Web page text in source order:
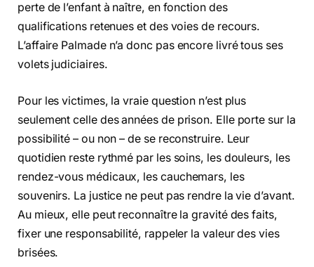
perte de l’enfant à naître, en fonction des
qualifications retenues et des voies de recours.
L’affaire Palmade n’a donc pas encore livré tous ses
volets judiciaires.
Pour les victimes, la vraie question n’est plus
seulement celle des années de prison. Elle porte sur la
possibilité – ou non – de se reconstruire. Leur
quotidien reste rythmé par les soins, les douleurs, les
rendez-vous médicaux, les cauchemars, les
souvenirs. La justice ne peut pas rendre la vie d’avant.
Au mieux, elle peut reconnaître la gravité des faits,
fixer une responsabilité, rappeler la valeur des vies
brisées.